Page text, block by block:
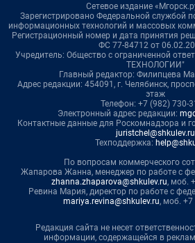
Сетевое издание
Зарегистрировано Федеральной службой
информационных технологий и массовых
Регистрационный номер и дата принятия
ФС 77-84712 от
Учредитель: Общество с ограниченной
ТЕХНОЛОГИИ"
Главный редактор: Филипцева
Адрес редакции: 454091, г. Челябинск,
этаж
Телефон: +7 (982) 730-
Электронный адрес редакции:
Контактные данные для Роскомнадзора и
juristchel@shkulev.ru
Техподдержка:
По вопросам коммерческого
Жапарова Жанна, менеджер по работе с
zhanna.zhaparova@shkulev.ru, моб.
Ревина Мария, директор по работе с
mariya.revina@shkulev.ru, моб.
Редакция сайта не несет
информации, содержащейся в